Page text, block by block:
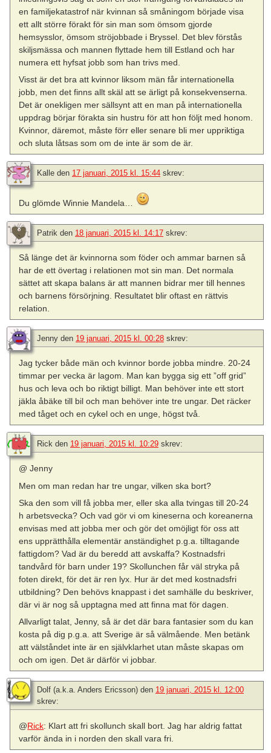
en familjekatastrof när kvinnan så småningom började visa
ett allt större förakt för sin man som ömsom gjorde
hemsysslor, ömsom ströjobbade i Bryssel. Det blev förstås
skiljsmässa och mannen flyttade hem till Estland och har
numera ett hyfsat jobb som han trivs med.
Visst är det bra att kvinnor liksom män får internationella
jobb, men det finns allt skäl att se ärligt på konsekvenserna.
Det är onekligen mer sällsynt att en man på internationella
uppdrag börjar förakta sin hustru för att hon följt med honom.
Kvinnor, däremot, måste förr eller senare bli mer uppriktiga
och sluta låtsas som om de inte är som de är.
Kalle den 17 januari, 2015 kl. 15:44 skrev:
Du glömde Winnie Mandela…
Patrik den 18 januari, 2015 kl. 14:17 skrev:
Så länge det är kvinnorna som föder och ammar barnen så
har de ett övertag i relationen mot sin man. Det normala
sättet att skapa balans är att mannen bidrar mer till hennes
och barnens försörjning. Resultatet blir oftast en rättvis
relation.
Jenny den 19 januari, 2015 kl. 00:28 skrev:
Jag tycker både män och kvinnor borde jobba mindre. 20-24
timmar per vecka är lagom. Man kan bygga sig ett ”off grid”
hus och leva och bo riktigt billigt. Man behöver inte ett stort
jäkla åbäke till bil och man behöver inte tre ungar. Det räcker
med tåget och en cykel och en unge, högst två.
Rick den 19 januari, 2015 kl. 10:29 skrev:
@ Jenny
Men om man redan har tre ungar, vilken ska bort?
Ska den som vill få jobba mer, eller ska alla tvingas till 20-24
h arbetsvecka? Och vad gör vi om kineserna och koreanerna
envisas med att jobba mer och gör det omöjligt för oss att
ens upprätthålla elementär anständighet p.g.a. tilltagande
fattigdom? Vad är du beredd att avskaffa? Kostnadsfri
tandvård för barn under 19? Skollunchen får väl stryka på
foten direkt, för det är ren lyx. Hur är det med kostnadsfri
utbildning? Den behövs knappast i det samhälle du beskriver,
där vi är nog så upptagna med att finna mat för dagen.
Allvarligt talat, Jenny, så är det där bara fantasier som du kan
kosta på dig p.g.a. att Sverige är så välmående. Men betänk
att välståndet inte är en självklarhet utan måste skapas om
och om igen. Det är därför vi jobbar.
Dolf (a.k.a. Anders Ericsson) den 19 januari, 2015 kl. 12:00
skrev:
@Rick: Klart att fri skollunch skall bort. Jag har aldrig fattat
varför ända in i norden den skall vara fri.